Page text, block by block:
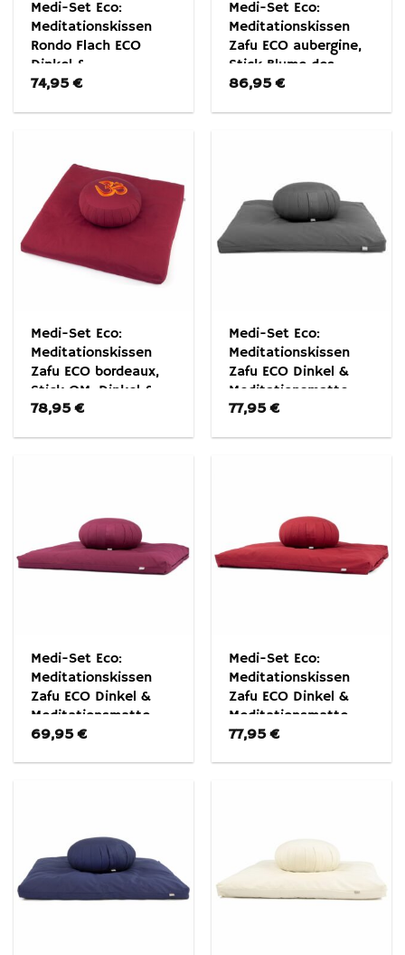
Medi-Set Eco:
Meditationskissen
Rondo Flach ECO
Dinkel &
Meditationsmatte
74,95€
Medi-Set Eco:
Meditationskissen
Zafu ECO aubergine,
Stick Blume des
Lebens, Dinkel &
86,95€
Medi-Set Eco:
Meditationskissen
Zafu ECO bordeaux,
Stick OM, Dinkel &
Meditationsmatte
78,95€
Medi-Set Eco:
Meditationskissen
Zafu ECO Dinkel &
Meditationsmatte
Zabuton ECO
77,95€
Medi-Set Eco:
Meditationskissen
Zafu ECO Dinkel &
Meditationsmatte
Zabuton ECO
69,95€
Medi-Set Eco:
Meditationskissen
Zafu ECO Dinkel &
Meditationsmatte
Zabuton ECO
77,95€